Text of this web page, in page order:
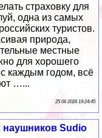
страховку для
одна из самых
туристов.
природа,
местные
для хорошего
каждым годом, всё
…...
25 06 2026 19:24:45
Sudio